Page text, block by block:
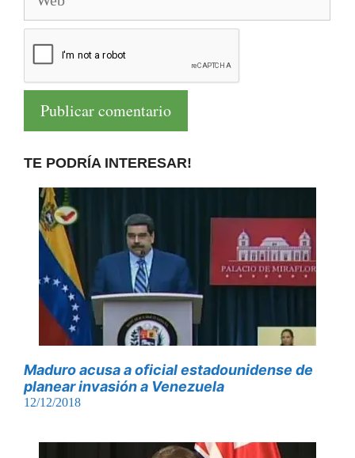
TE PODRÍA INTERESAR!
Maduro acusa a oficial estadounidense de
planear invasión a Venezuela
12/12/2018